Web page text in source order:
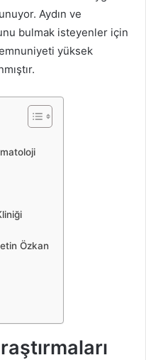
Aydın ve
bulmak isteyenler için
yüksek
Özkan